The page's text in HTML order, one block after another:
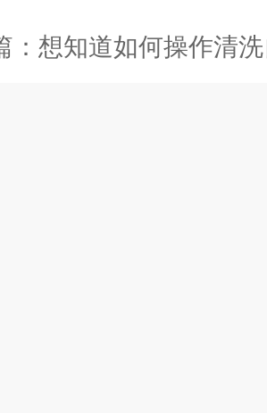
： 想知道如何操作清洗自动双